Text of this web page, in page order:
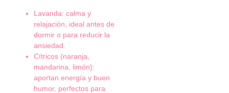
Lavanda: calma y
relajación, ideal antes de
dormir o para reducir la
ansiedad.
Cítricos (naranja,
mandarina, limón):
aportan energía y buen
humor, perfectos para